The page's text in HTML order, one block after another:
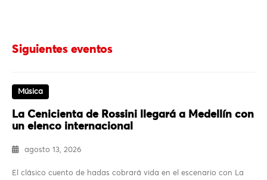
Siguientes eventos
Música
La Cenicienta de Rossini llegará a Medellín con
un elenco internacional
agosto 13, 2026
El clásico cuento de hadas cobrará vida en el escenario con La